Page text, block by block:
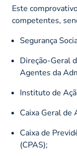
Este
competentes,
Segurança
Direção-Geral
Agentes da
Instituto de
Caixa Geral de
Caixa de
(CPAS);